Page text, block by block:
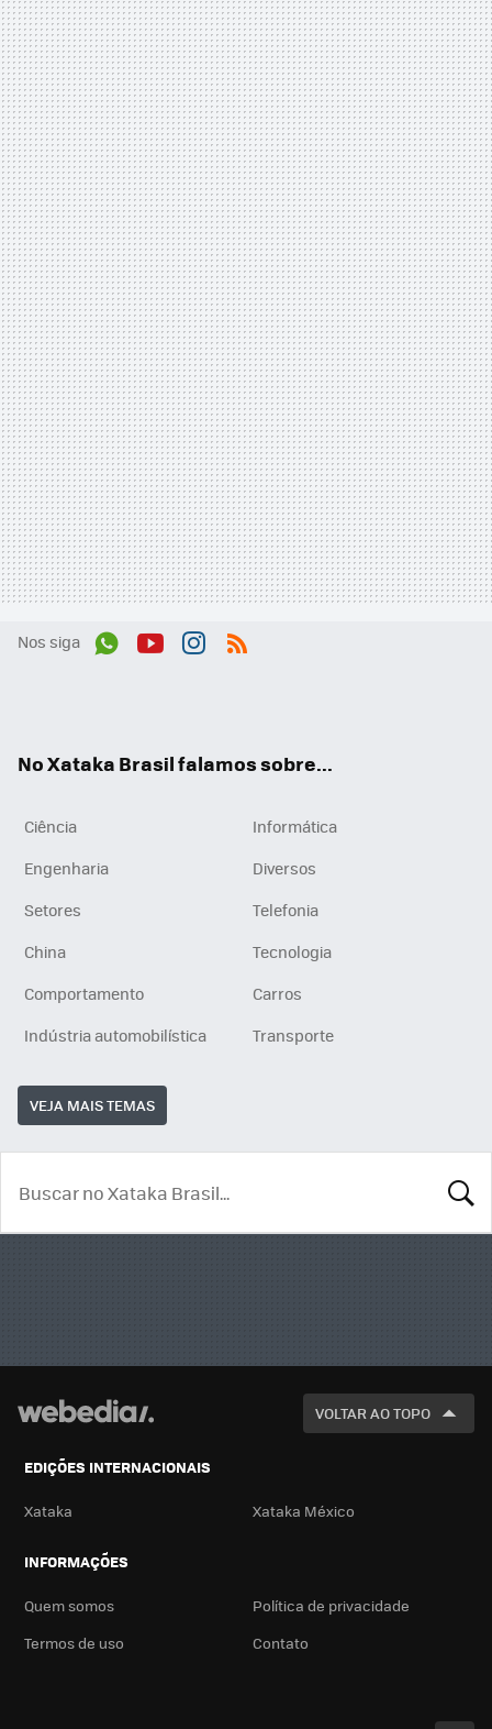
Nos siga
No Xataka Brasil falamos sobre...
Ciência
Informática
Engenharia
Diversos
Setores
Telefonia
China
Tecnologia
Comportamento
Carros
Indústria automobilística
Transporte
VEJA MAIS TEMAS
VOLTAR AO TOPO
EDIÇÕES INTERNACIONAIS
Xataka Xataka México
INFORMAÇÕES
Quem somos
Política de privacidade
Termos de uso
Contato